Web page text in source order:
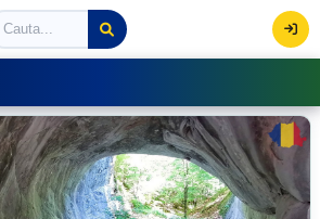
| Obiective Turistice | Trasee